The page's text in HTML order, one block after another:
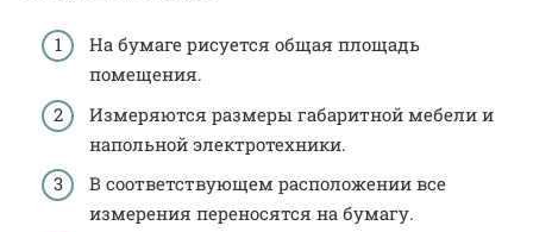
На бумаге рисуется общая площадь
помещения.
Измеряются размеры габаритной мебели и
напольной электротехники.
В соответствующем расположении все
измерения переносятся на бумагу.